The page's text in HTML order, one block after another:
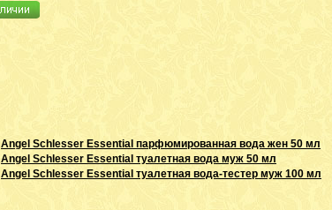
Angel Schlesser Essential парфюмированная вода жен 50 мл
Angel Schlesser Essential туалетная вода муж 50 мл
Angel Schlesser Essential туалетная вода-тестер муж 100 мл